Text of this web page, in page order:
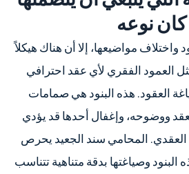
كان نوعه
مواضيعها، إلا أن هناك هيكلاً
العمود الفقري لأي عقد احترافي
العقود. هذه البنود هي صمامات
ووضوحه، وإغفال أحدها قد يؤدي
العقدي. المحامي سند الجعيد يحرص
وصياغتها بدقة متناهية تتناسب